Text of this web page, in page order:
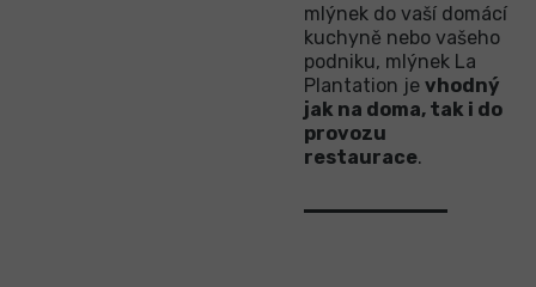
mlýnek do vaší domácí
kuchyně nebo vašeho
podniku, mlýnek La
Plantation je vhodný
jak na doma, tak i do
provozu
restaurace.